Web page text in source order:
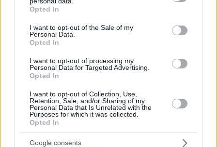
grant or deny consent to Google and its third-party tags to
use your data for below specified purposes in below Google
consent section.
Opted In
I want to opt-out of the Sale of my
Personal Data.
Opted In
I want to opt-out of processing my
Personal Data for Targeted Advertising.
Opted In
I want to opt-out of Collection, Use,
Retention, Sale, and/or Sharing of my
Personal Data that Is Unrelated with the
Purposes for which it was collected.
Opted In
Google consents
βοηθό AI που αλλάζει τον τρόπο με τον οποίο μαθαίνουν οι
φοιτητές
30.07.2026, 09:33
Η Smart φοιτητική κατοικία στην καρδιά της Αθήνας
03.08.2026, 10:56
Διασκεδάζουμε υπεύθυνα, επιστρέφουμε με ασφάλεια
29.07.2026, 09:39